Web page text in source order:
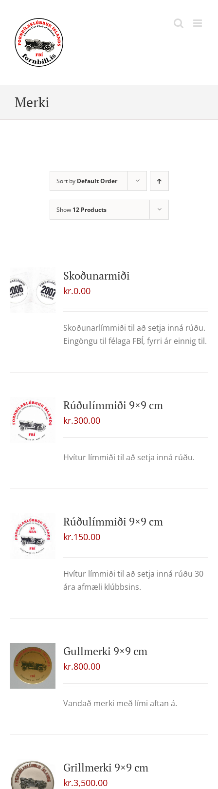
content
Merki
Sort by Default Order
Show 12 Products
Skoðunarmiði
kr.0.00
Skoðunarlímmiði til að setja inná rúðu.
Eingöngu til félaga FBÍ, fyrri ár einnig til.
Rúðulímmiði 9×9 cm
kr.300.00
Hvítur límmiði til að setja inná rúðu.
Rúðulímmiði 9×9 cm
kr.150.00
Hvítur límmiði til að setja inná rúðu 30
ára afmæli klúbbsins.
Gullmerki 9×9 cm
kr.800.00
Vandað merki með lími aftan á.
Grillmerki 9×9 cm
kr.3,500.00